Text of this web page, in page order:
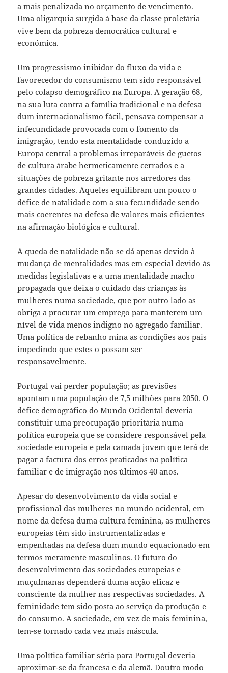
a mais penalizada no orçamento de vencimento.
Uma oligarquia surgida à base da classe proletária
vive bem da pobreza democrática cultural e
económica.
Um progressismo inibidor do fluxo da vida e
favorecedor do consumismo tem sido responsável
pelo colapso demográfico na Europa. A geração 68,
na sua luta contra a família tradicional e na defesa
dum internacionalismo fácil, pensava compensar a
infecundidade provocada com o fomento da
imigração, tendo esta mentalidade conduzido a
Europa central a problemas irreparáveis de guetos
de cultura árabe hermeticamente cerrados e a
situações de pobreza gritante nos arredores das
grandes cidades. Aqueles equilibram um pouco o
défice de natalidade com a sua fecundidade sendo
mais coerentes na defesa de valores mais eficientes
na afirmação biológica e cultural.
A queda de natalidade não se dá apenas devido à
mudança de mentalidades mas em especial devido às
medidas legislativas e a uma mentalidade macho
propagada que deixa o cuidado das crianças às
mulheres numa sociedade, que por outro lado as
obriga a procurar um emprego para manterem um
nível de vida menos indigno no agregado familiar.
Uma política de rebanho mina as condições aos pais
impedindo que estes o possam ser
responsavelmente.
Portugal vai perder população; as previsões
apontam uma população de 7,5 milhões para 2050. O
défice demográfico do Mundo Ocidental deveria
constituir uma preocupação prioritária numa
política europeia que se considere responsável pela
sociedade europeia e pela camada jovem que terá de
pagar a factura dos erros praticados na política
familiar e de imigração nos últimos 40 anos.
Apesar do desenvolvimento da vida social e
profissional das mulheres no mundo ocidental, em
nome da defesa duma cultura feminina, as mulheres
europeias têm sido instrumentalizadas e
empenhadas na defesa dum mundo equacionado em
termos meramente masculinos. O futuro do
desenvolvimento das sociedades europeias e
muçulmanas dependerá duma acção eficaz e
consciente da mulher nas respectivas sociedades. A
feminidade tem sido posta ao serviço da produção e
do consumo. A sociedade, em vez de mais feminina,
tem-se tornado cada vez mais máscula.
Uma política familiar séria para Portugal deveria
aproximar-se da francesa e da alemã. Doutro modo